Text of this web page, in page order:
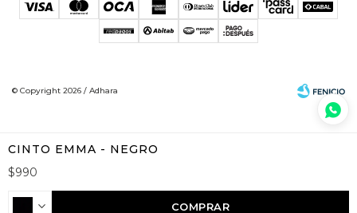
CINTO EMMA - NEGRO
$990
COMPRAR
© Copyright 2026 / Adhara